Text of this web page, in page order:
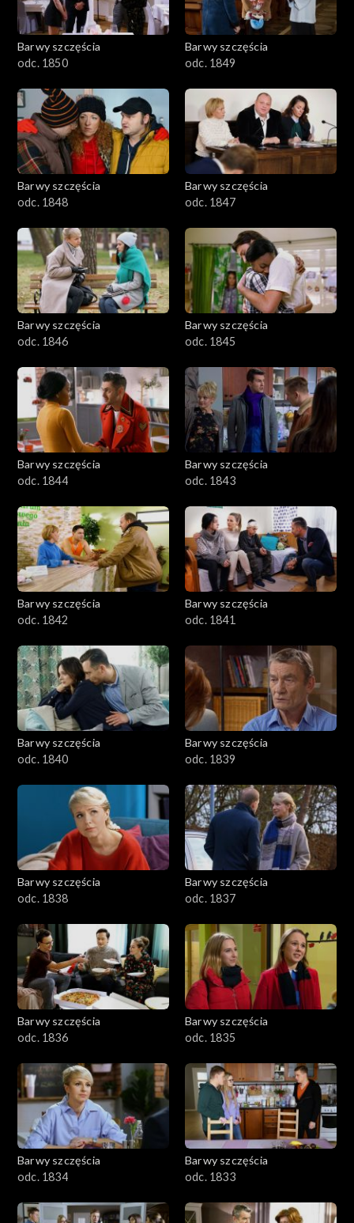
Barwy szczęścia
odc. 1850
Barwy szczęścia
odc. 1849
Barwy szczęścia
odc. 1848
Barwy szczęścia
odc. 1847
Barwy szczęścia
odc. 1846
Barwy szczęścia
odc. 1845
Barwy szczęścia
odc. 1844
Barwy szczęścia
odc. 1843
Barwy szczęścia
odc. 1842
Barwy szczęścia
odc. 1841
Barwy szczęścia
odc. 1840
Barwy szczęścia
odc. 1839
Barwy szczęścia
odc. 1838
Barwy szczęścia
odc. 1837
Barwy szczęścia
odc. 1836
Barwy szczęścia
odc. 1835
Barwy szczęścia
odc. 1834
Barwy szczęścia
odc. 1833